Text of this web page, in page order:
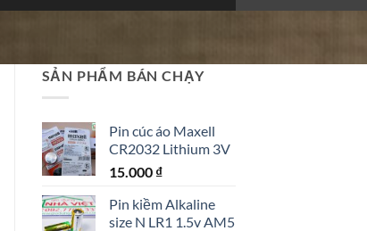
SẢN PHẨM BÁN CHẠY
Pin cúc áo Maxell
CR2032 Lithium 3V
15.000 ₫
Pin kiềm Alkaline
size N LR1 1.5v AM5